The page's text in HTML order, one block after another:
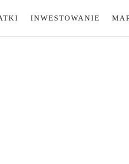
INWESTOWANIE